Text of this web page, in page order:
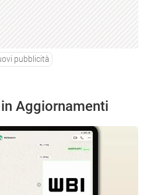
pubblicità
Aggiornamenti